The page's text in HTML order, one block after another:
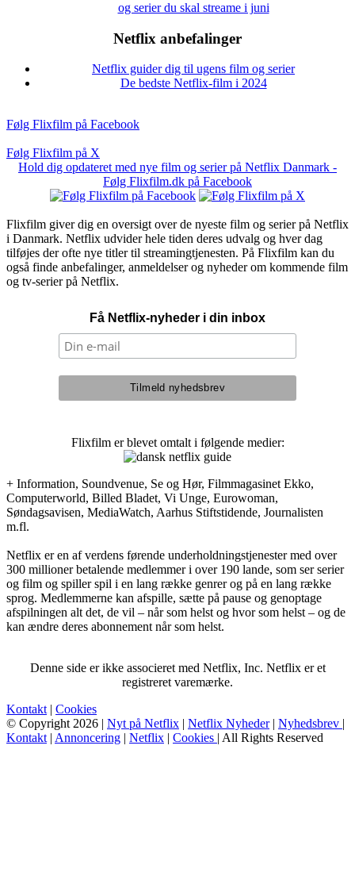
og serier du skal streame i juni
Netflix anbefalinger
Netflix guider dig til ugens film og serier
De bedste Netflix-film i 2024
Følg Flixfilm på Facebook
Følg Flixfilm på X
Hold dig opdateret med nye film og serier på Netflix Danmark -
Følg Flixfilm.dk på Facebook
Flixfilm giver dig en oversigt over de nyeste film og serier på Netflix
i Danmark. Netflix udvider hele tiden deres udvalg og hver dag
tilføjes der ofte nye titler til streamingtjenesten. På Flixfilm kan du
også finde anbefalinger, anmeldelser og nyheder om kommende film
og tv-serier på Netflix.
Få Netflix-nyheder i din inbox
Flixfilm er blevet omtalt i følgende medier:
+ Information, Soundvenue, Se og Hør, Filmmagasinet Ekko,
Computerworld, Billed Bladet, Vi Unge, Eurowoman,
Søndagsavisen, MediaWatch, Aarhus Stiftstidende, Journalisten
m.fl.
Netflix er en af verdens førende underholdningstjenester med over
300 millioner betalende medlemmer i over 190 lande, som ser serier
og film og spiller spil i en lang række genrer og på en lang række
sprog. Medlemmerne kan afspille, sætte på pause og genoptage
afspilningen alt det, de vil – når som helst og hvor som helst – og de
kan ændre deres abonnement når som helst.
Denne side er ikke associeret med Netflix, Inc. Netflix er et
registreret varemærke.
Kontakt | Cookies
© Copyright 2026 | Nyt på Netflix | Netflix Nyheder| Nyhedsbrev |
Kontakt | Annoncering | Netflix | Cookies | All Rights Reserved